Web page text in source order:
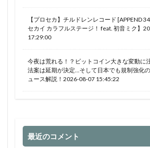
【プロセカ】チルドレンレコード [APPEND
セカイ カラフルステージ！ feat. 初音ミク】
17:29:00
今夜は荒れる！？ビットコイン大きな変動に
法案は延期が決定…そして日本でも規制強化
ュース解説！2026-08-07 15:45:22
最近のコメント